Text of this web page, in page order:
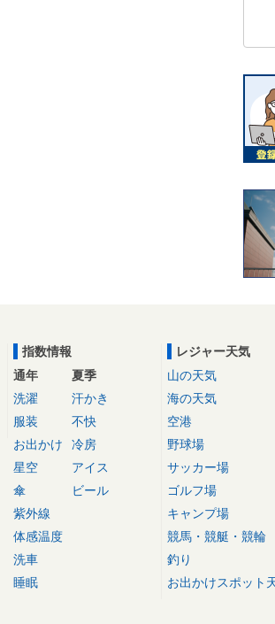
指数情報
通年
洗濯
服装
お出かけ
星空
傘
紫外線
体感温度
洗車
睡眠
夏季
汗かき
不快
冷房
アイス
ビール
レジャー天気
山の天気
海の天気
空港
野球場
サッカー場
ゴルフ場
キャンプ場
競馬・競艇・競輪
釣り
お出かけスポット